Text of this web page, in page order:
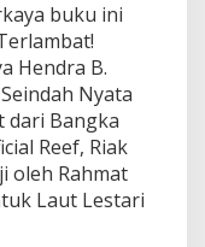
buku ini
Hendra B.
Nyata
dari Bangka
Reef, Riak
oleh Rahmat
Laut Lestari